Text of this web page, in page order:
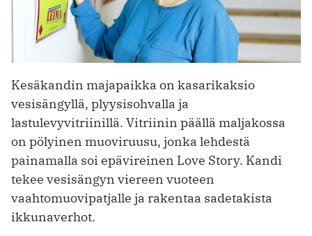
Kesäkandin majapaikka on kasarikaksio
vesisängyllä, plyysisohvalla ja
lastulevyvitriinillä. Vitriinin päällä maljakossa
on pölyinen muoviruusu, jonka lehdestä
painamalla soi epävireinen Love Story. Kandi
tekee vesisängyn viereen vuoteen
vaahtomuovipatjalle ja rakentaa sade­takista
ikkunaverhot.